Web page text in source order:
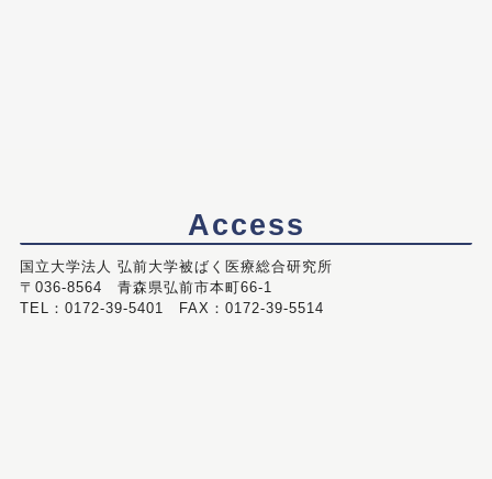
Access
国立大学法人 弘前大学被ばく医療総合研究所
〒036-8564 青森県弘前市本町66-1
TEL：0172-39-5401 FAX：0172-39-5514